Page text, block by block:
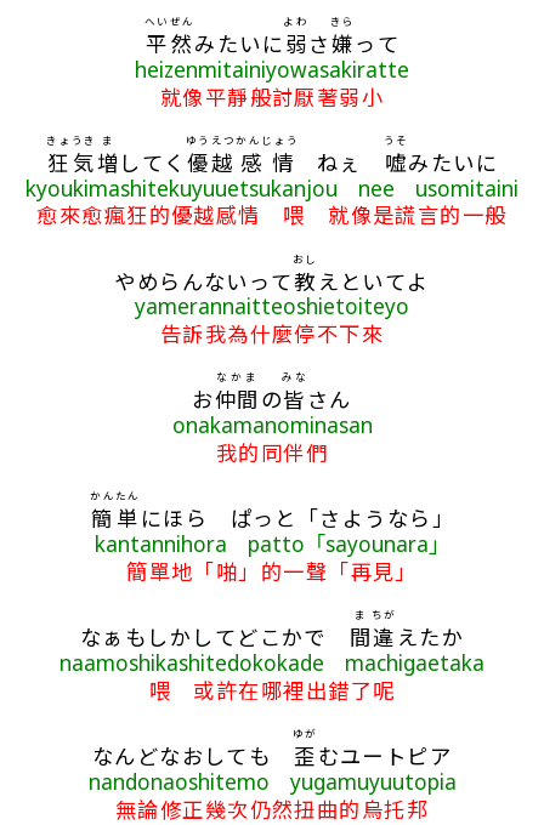
平然
へいぜん
みたいに弱
よわ
さ嫌
きら
って
heizenmitainiyowasakiratte
就像平靜般討厭著弱小
狂気
きょうき
増
ま
してく 優越
ゆうえつ
感情
かんじょう
ねぇ 嘘
うそ
みたいに
kyoukimashitekuyuuetsukanjou nee usomitaini
愈來愈瘋狂的優越感情 喂 就像是謊言的一般
やめらんないって教
おし
えといてよ
yamerannaitteoshietoiteyo
告訴我為什麼停不下來
お仲間
なかま
の皆
みな
さん
onakamanominasan
我的同伴們
簡単
かんたん
にほら ぱっと「さようなら」
kantannihora patto「sayounara」
簡單地「啪」的一聲「再見」
なぁもしかしてどこかで 間
ま
違
ちが
えたか
naamoshikashitedokokade machigaetaka
喂 或許在哪裡出錯了呢
なんどなおしても 歪
ゆが
むユートピア
nandonaoshitemo yugamuyuutopia
無論修正幾次仍然扭曲的烏托邦